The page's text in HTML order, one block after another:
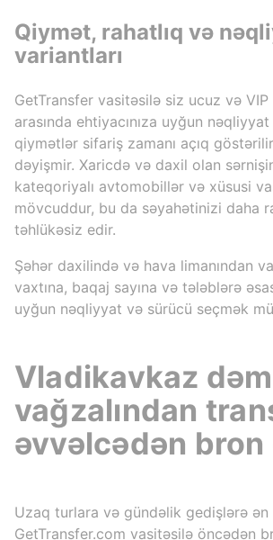
Qiymət, rahatlıq və
variantları
GetTransfer vasitəsilə siz ucuz və
arasında ehtiyacınıza uyğun
qiymətlər sifariş zamanı açıq
dəyişmir. Xaricdə və daxil olan
kateqoriyalı avtomobillər və xüsusi
mövcuddur, bu da səyahətinizi daha
təhlükəsiz edir.
Şəhər daxilində və hava limanından
vaxtına, baqaj sayına və tələblərə
uyğun nəqliyyat və sürücü seçmək
Vladikavkaz
vağzalından
əvvəlcədən bron
Uzaq turlara və gündəlik gedişlərə ən
GetTransfer.com vasitəsilə öncədən